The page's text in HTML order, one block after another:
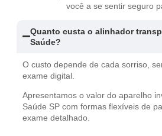
você a se sentir seguro
Quanto custa o alinhador
Saúde?
O custo depende de cada sorriso,
exame digital.
Apresentamos o valor do aparelho
Saúde SP com formas flexíveis de
exame detalhado.